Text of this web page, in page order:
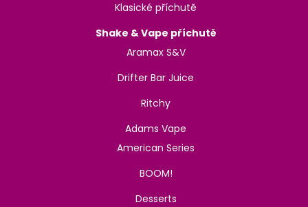
Klasické příchutě
Shake & Vape příchutě
Aramax S&V
Drifter Bar Juice
Ritchy
Adams Vape
American Series
BOOM!
Desserts